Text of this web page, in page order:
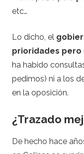
etc…
Lo dicho, el
prioridades pero
ha habido
pedimos) ni a los
en la oposición.
¿Trazado
De hecho hace